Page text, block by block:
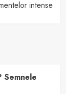
intense
Semnele